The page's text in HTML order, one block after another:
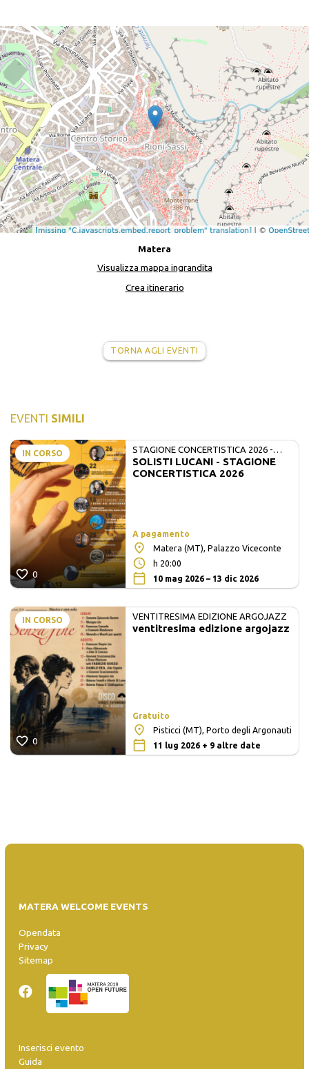
Matera
Visualizza mappa ingrandita
Crea itinerario
TORNA AGLI EVENTI
EVENTI SIMILI
IN CORSO
0
STAGIONE CONCERTISTICA 2026 -
MATE E SOLISTI LUCANI
SOLISTI LUCANI - STAGIONE
CONCERTISTICA 2026
A pagamento
Matera (MT), Palazzo Viceconte
h 20:00
10 mag 2026 – 13 dic 2026
IN CORSO
0
VENTITRESIMA EDIZIONE ARGOJAZZ
ventitresima edizione argojazz
Gratuito
Pisticci (MT), Porto degli Argonauti
11 lug 2026 + 9 altre date
MATERA WELCOME EVENTS
Opendata
Privacy
Sitemap
Inserisci evento
Guida